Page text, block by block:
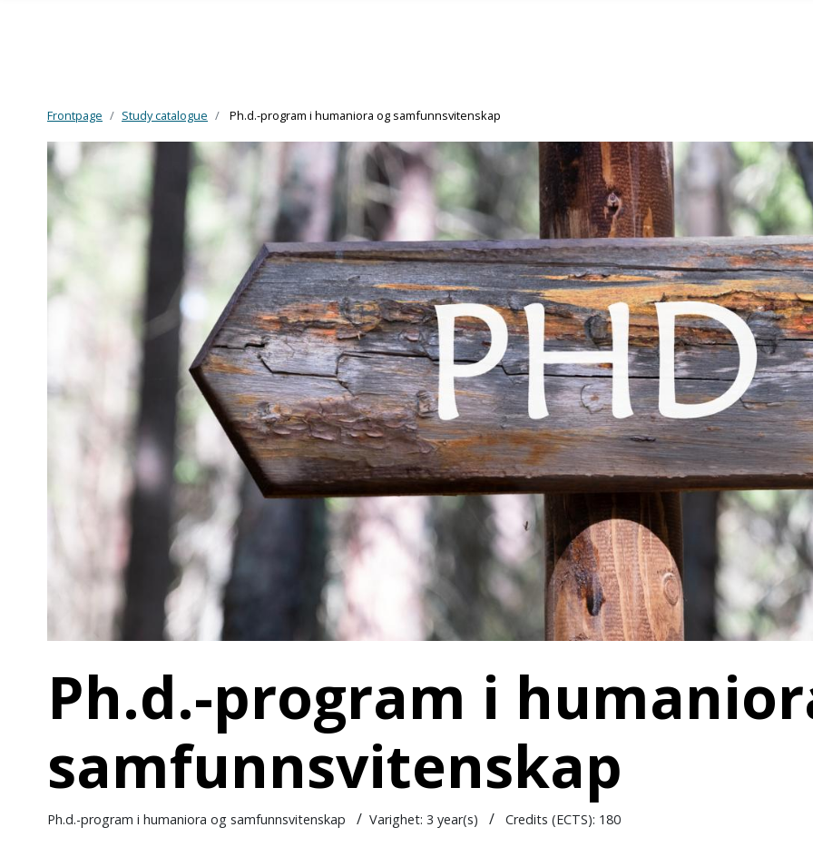
Skip to main content
Frontpage Study catalogue Ph.d.-program i humaniora og samfunnsvitenskap
Ph.d.-program i
samfunnsvitenskap
Ph.d.-program i humaniora og samfunnsvitenskap / Varighet: 3 year(s) / Credits (ECTS): 180